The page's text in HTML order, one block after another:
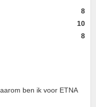
8
10
8
ben ik voor ETNA